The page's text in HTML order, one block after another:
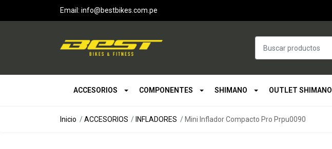
Email: info@bestbikes.com.pe
ACCESORIOS COMPONENTES SHIMANO OUTLET SHIMANO
Inicio ACCESORIOS INFLADORES Mini Inflador Compacto Pro Prpu0090